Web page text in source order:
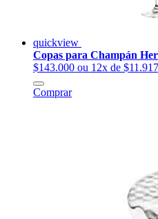
quickview
Copas para Champán
$143.000 ou 12x de
Comprar